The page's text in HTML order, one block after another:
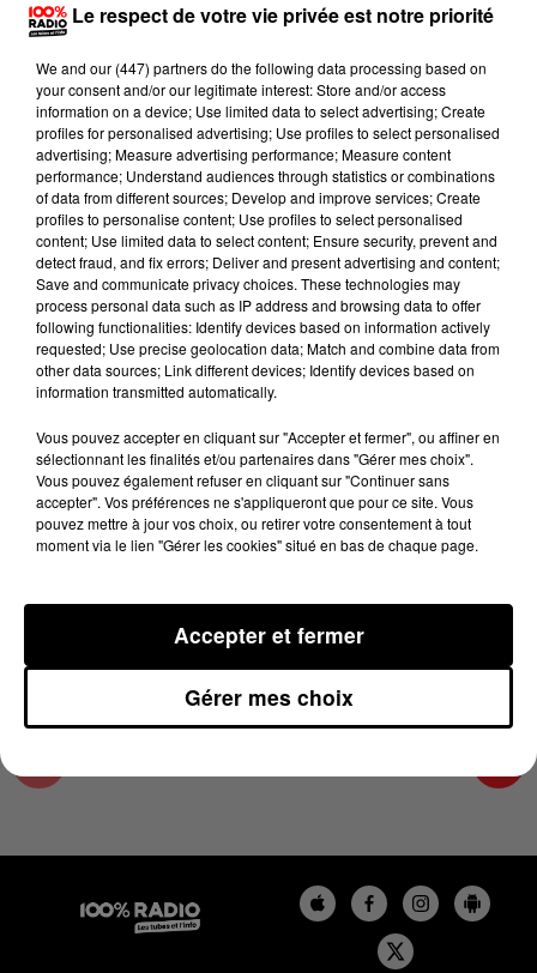
Lecture (3 min 15 sec)
100%
100% Radio les infos du Pays Catalan
18 novembre 2025 - 3 min 15 sec
LES INFOS DU PAYS CATALAN DU 18/11/2025
À 12H00
Podcasts infos du Pays Catalan
Le respect de votre vie privée est notre priorité
We and our (447) partnersdo the following data processing based on
your consent and/or our legitimate interest: Store and/or access
information on a device; Use limited data to select advertising; Create
profiles for personalised advertising; Use profiles to select personalised
advertising; Measure advertising performance; Measure content
performance; Understand audiences through statistics or combinations
of data from different sources; Develop and improve services; Create
profiles to personalise content; Use profiles to select personalised
content; Use limited data to select content; Ensure security, prevent and
detect fraud, and fix errors; Deliver and present advertising and content;
Save and communicate privacy choices. These technologies may
process personal data such as IP address and browsing data to offer
following functionalities: Identify devices based on information actively
requested; Use precise geolocation data; Match and combine data from
other data sources; Link different devices; Identify devices based on
information transmitted automatically.
Vous pouvez accepter en cliquant sur "Accepter et fermer", ou affiner en
sélectionnant les finalités et/ou partenaires dans "Gérer mes choix".
Vous pouvez également refuser en cliquant sur "Continuer sans
accepter". Vos préférences ne s'appliqueront que pour ce site. Vous
pouvez mettre à jour vos choix, ou retirer votre consentement à tout
moment via le lien "Gérer les cookies" situé en bas de chaque page.
Gérer mes choix
Accepter et fermer